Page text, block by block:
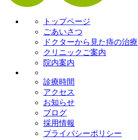
トップページ
ごあいさつ
ドクターから見た痔の治療
クリニックご案内
院内案内
診療時間
アクセス
お知らせ
ブログ
採用情報
プライバシーポリシー